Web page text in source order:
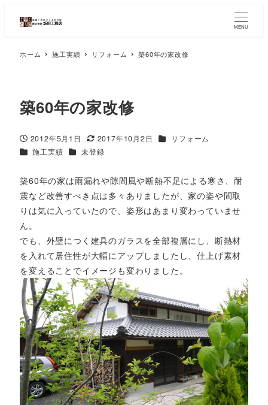
MENU
ホーム 施工実績 リフォーム 築60年の家改修
築60年の家改修
2012年5月1日 2017年10月2日
リフォーム
施工実績
未登録
築60年の家は雨漏れや隙間風や断熱不足による寒さ、耐
震など改善すべき点は多々ありましたが、家の姿や間取
りは気に入っていたので、姿形はあまり変わっていませ
ん。
でも、外壁につく建具のガラスを全部複層にし、断熱材
を入れて居住性が大幅にアップしましたし、仕上げ素材
を変えることでイメージも変わりました。